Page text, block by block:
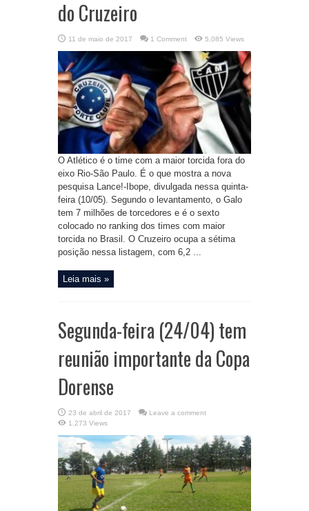
do Cruzeiro
11 de maio de 2017 1 Comment 5,085 Views
O Atlético é o time com a maior torcida fora do
eixo Rio-São Paulo. É o que mostra a nova
pesquisa Lance!-Ibope, divulgada nessa quinta-
feira (10/05). Segundo o levantamento, o Galo
tem 7 milhões de torcedores e é o sexto
colocado no ranking dos times com maior
torcida no Brasil. O Cruzeiro ocupa a sétima
posição nessa listagem, com 6,2 ...
Leia mais »
Segunda-feira (24/04) tem
reunião importante da Copa
Dorense
23 de abril de 2017
Leave a comment
1,273 Views